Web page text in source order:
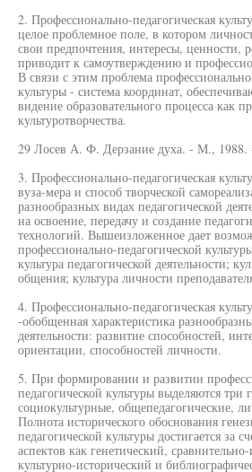
2. Профессионально-педагогическая
целое проблемное поле, в котором
свои предпочтения, интересы, ценности,
приводит к самоутверждению и
В связи с этим проблема
культуры - система координат,
видение образовательного процесса как
культуротворчества.
29 Лосев А. Ф. Дерзание духа. - М., 1988.
3. Профессионально-педагогическая
вуза-мера и способ творческой
разнообразных видах педагогической
на освоение, передачу и создание
технологий. Вышеизложенное дает
профессионально-педагогической
культура педагогической деятельности;
общения; культура личности
4. Профессионально-педагогическая
-обобщенная характеристика
деятельности: развитие способностей,
ориентации, способностей личности.
5. При формировании и развитии
педагогической культуры выделяются
социокультурные, общепедагогические,
Полнота исторического обоснования
педагогической культуры достигается за
аспектов как генетический,
культурно-исторический и